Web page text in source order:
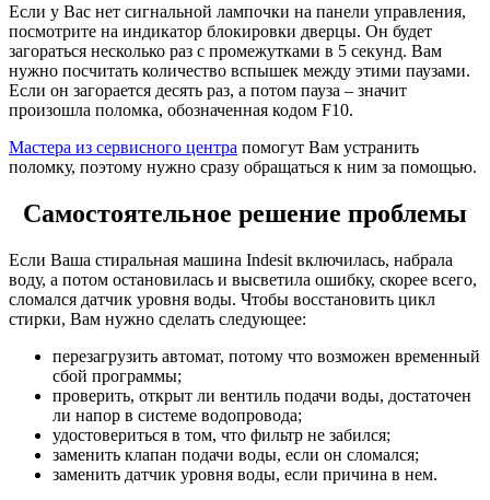
Если у Вас нет сигнальной лампочки на панели управления,
посмотрите на индикатор блокировки дверцы. Он будет
загораться несколько раз с промежутками в 5 секунд. Вам
нужно посчитать количество вспышек между этими паузами.
Если он загорается десять раз, а потом пауза – значит
произошла поломка, обозначенная кодом F10.
Мастера из сервисного центра помогут Вам устранить
поломку, поэтому нужно сразу обращаться к ним за помощью.
Самостоятельное решение проблемы
Если Ваша стиральная машина Indesit включилась, набрала
воду, а потом остановилась и высветила ошибку, скорее всего,
сломался датчик уровня воды. Чтобы восстановить цикл
стирки, Вам нужно сделать следующее:
перезагрузить автомат, потому что возможен временный
сбой программы;
проверить, открыт ли вентиль подачи воды, достаточен
ли напор в системе водопровода;
удостовериться в том, что фильтр не забился;
заменить клапан подачи воды, если он сломался;
заменить датчик уровня воды, если причина в нем.